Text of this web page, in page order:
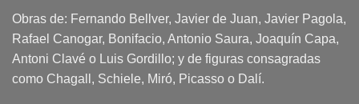
Obras de: Fernando Bellver, Javier de Juan, Javier Pagola,
Rafael Canogar, Bonifacio, Antonio Saura, Joaquín Capa,
Antoni Clavé o Luis Gordillo; y de figuras consagradas
como Chagall, Schiele, Miró, Picasso o Dalí.